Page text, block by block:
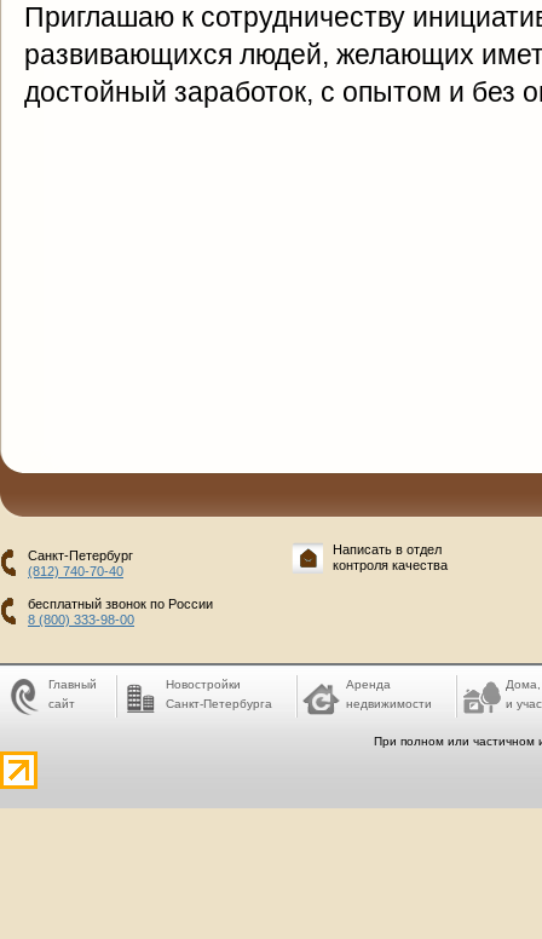
Приглашаю к сотрудничеству
развивающихся людей, желающих
достойный заработок, с опытом и без
Санкт-Петербург
(812) 740-70-40
бесплатный звонок по России
8 (800) 333-98-00
Написать в отдел
контроля качества
Главный
сайт
Новостройки
Санкт-Петербурга
Аренда
недвижимости
Дома,
и
При полном или частичном